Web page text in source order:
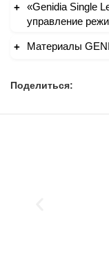
«Genidia Single
управление
Материалы
Поделиться: